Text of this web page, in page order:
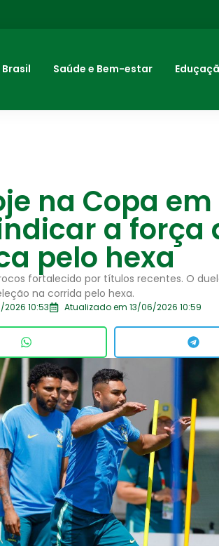
Brasil Saúde e Bem-estar
na Copa em
a força
pelo hexa
fortalecido por títulos recentes. O
na corrida pelo hexa.
10:53
Atualizado em 13/06/2026 10:59